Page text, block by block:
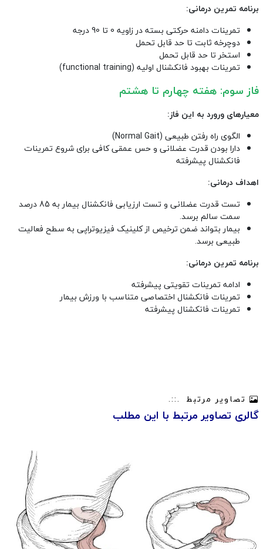
برنامه تمرین درمانی:
تمرینات دامنه حرکتی بسته در زاویه 0 تا 90 درجه
دوچرخه ثابت تا حد قابل تحمل
استخر تا حد قابل تحمل
تمرینات بهبود فانکشنال اولیه (functional training)
فاز سوم: هفته چهارم تا هشتم
معیارهای ورورد به این فاز:
الگوی راه رفتن طبیعی (Normal Gait)
دارا بودن قدرت عضلانی و حس عمقی کافی برای شروع تمرینات
فانکشنال پیشرفته
اهداف درمانی:
تست قدرت عضلانی و تست ارزیابی فانکشنال بیمار به 85 درصد
سمت سالم برسد.
بیمار بتواند ضمن ترخیص از کلینیک فیزیوتراپی به سطح فعالیت
طبیعی برسد.
برنامه تمرین درمانی:
ادامه تمرینات تقویتی پیشرفته
تمرینات فانکشنال اختصاصی متناسب با ورزش بیمار
تمرینات فانکشنال پیشرفته
تصاویر مرتبط
گالری تصاویر مرتبط با این مطلب